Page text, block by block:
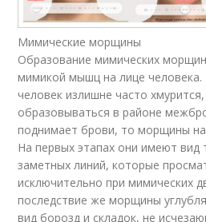
Мимические морщины
Образование мимических
мимикой мышц на лице человека.
человек излишне часто
образовываться в районе
поднимает брови, то морщины
На первых этапах они имеют вид
заметных линий, которые
исключительно при мимических
последствие же морщины
вид борозд и складок, не